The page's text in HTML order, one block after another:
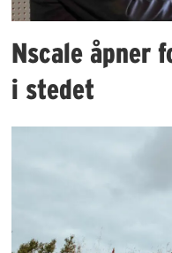
Nscale åpner
i stedet